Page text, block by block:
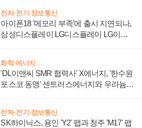
전자·전기·정보통신
아이폰18 '메모리 부족'에 출시 지연되나,
삼성디스플레이 LG디스플레이 LG이노
화학·에너지
'DL이앤씨 SMR 협력사' X에너지, '한수원
포스코 동맹' 센트러스에너지와 우라늄
전자·전기·정보통신
SK하이닉스, 용인 'Y2' 팹과 청주 'M17' 팹